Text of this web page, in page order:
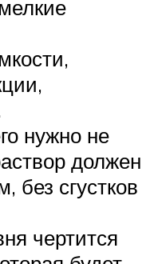
нужно не
должен
без сгустков
чертится